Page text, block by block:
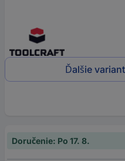
Ďalšie
Doručenie: Po 17. 8.